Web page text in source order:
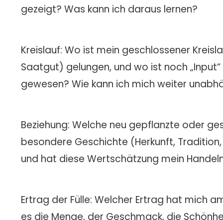
gezeigt? Was kann ich daraus lernen?
Kreislauf: Wo ist mein geschlossener
Saatgut) gelungen, und wo ist noch
gewesen? Wie kann ich mich weiter
Beziehung: Welche neu gepflanzte oder
besondere Geschichte (Herkunft,
und hat diese Wertschätzung mein
Ertrag der Fülle: Welcher Ertrag hat mich
es die Menge, der Geschmack, die